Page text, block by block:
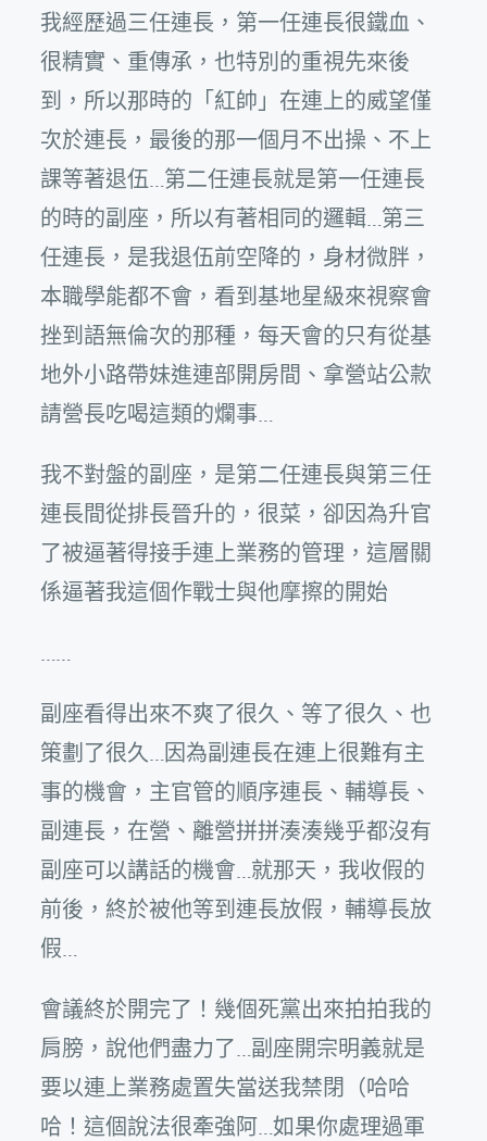
我經歷過三任連長，第一任連長很鐵血、
很精實、重傳承，也特別的重視先來後
到，所以那時的「紅帥」在連上的威望僅
次於連長，最後的那一個月不出操、不上
課等著退伍…第二任連長就是第一任連長
的時的副座，所以有著相同的邏輯…第三
任連長，是我退伍前空降的，身材微胖，
本職學能都不會，看到基地星級來視察會
挫到語無倫次的那種，每天會的只有從基
地外小路帶妹進連部開房間、拿營站公款
請營長吃喝這類的爛事…
我不對盤的副座，是第二任連長與第三任
連長間從排長晉升的，很菜，卻因為升官
了被逼著得接手連上業務的管理，這層關
係逼著我這個作戰士與他摩擦的開始
副座看得出來不爽了很久、等了很久、也
策劃了很久…因為副連長在連上很難有主
事的機會，主官管的順序連長、輔導長、
副連長，在營、離營拼拼湊湊幾乎都沒有
副座可以講話的機會…就那天，我收假的
前後，終於被他等到連長放假，輔導長放
假…
會議終於開完了！幾個死黨出來拍拍我的
肩膀，說他們盡力了…副座開宗明義就是
要以連上業務處置失當送我禁閉（哈哈
哈！這個說法很牽強阿…如果你處理過軍